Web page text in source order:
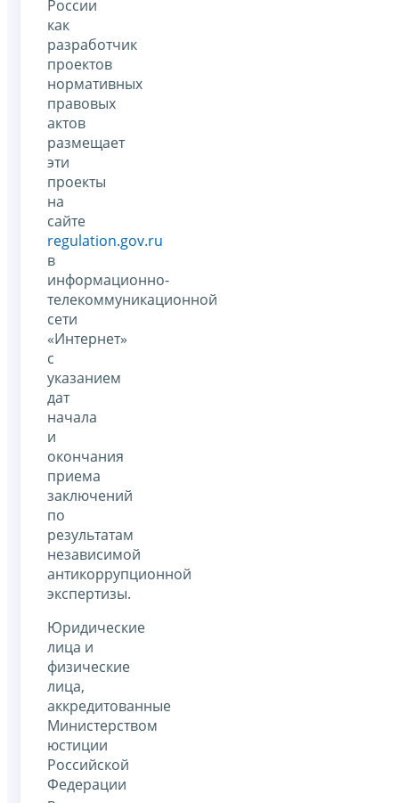
России
как
разработчик
проектов
нормативных
правовых
актов
размещает
эти
проекты
на
сайте
regulation.gov.ru
в
информационно-
телекоммуникационной
сети
«Интернет»
с
указанием
дат
начала
и
окончания
приема
заключений
по
результатам
независимой
антикоррупционной
экспертизы.
Юридические
лица и
физические
лица,
аккредитованные
Министерством
юстиции
Российской
Федерации